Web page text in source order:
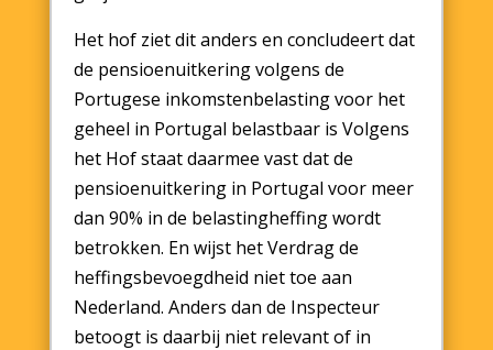
Het hof ziet dit anders en concludeert dat
de pensioenuitkering volgens de
Portugese inkomstenbelasting voor het
geheel in Portugal belastbaar is Volgens
het Hof staat daarmee vast dat de
pensioenuitkering in Portugal voor meer
dan 90% in de belastingheffing wordt
betrokken. En wijst het Verdrag de
heffingsbevoegdheid niet toe aan
Nederland. Anders dan de Inspecteur
betoogt is daarbij niet relevant of in